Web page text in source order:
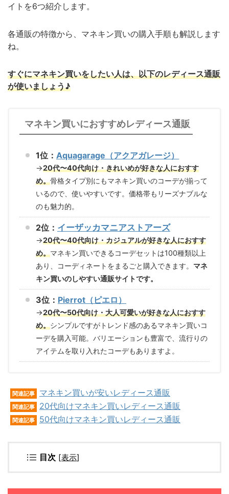
イトを6つ紹介します。
各通販の特徴から、マネキン買いの購入手順も解説します
ね。
すぐにマネキン買いをしたい人は、以下のレディース通販
が使いましょう♪
マネキン買いにおすすめレディース通販
1位： Aquagarage（アクアガレージ）
→20代〜40代向け・きれいめが好きな人におすす
め。骨格タイプ別にもマネキン買いのコーデが揃って
いるので、使いやすいです。価格帯もリーズナブルな
のも魅力的。
2位： イーザッカマニアストアーズ
→20代〜40代向け・カジュアルが好きな人におすす
め。マネキン買いできるコーデセットは100種類以上
あり、コーディネートをまるごと購入できます。 マネ
キン買いのしやすい通販サイトです。
3位： Pierrot（ピエロ）
→20代〜50代向け・大人可愛いが好きな人におすす
め。シンプルですがトレンド感のあるマネキン買いコ
ーデを購入可能。バリエーションも豊富で、流行りの
アイテムを取り入れたコーデもありますよ。
関連記事 マネキン買いが安いレディース通販
関連記事 20代向けマネキン買いレディース通販
関連記事 50代向けマネキン買いレディース通販
目次 [表示]